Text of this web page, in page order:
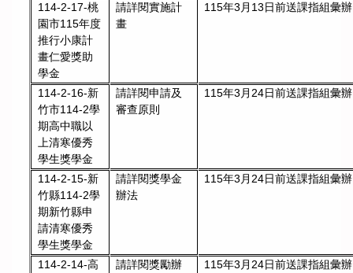
114-2-17-桃
園市115年度
推行小康計
畫仁愛獎助
學金
請詳閱實施計
畫
115年3月13日前送課指組彙辦
114-2-16-新
竹市114-2學
期高中職以
上清寒優秀
學生獎學金
請詳閱申請及
審查原則
115年3月24日前送課指組彙辦
114-2-15-新
竹縣114-2學
期新竹縣申
請清寒優秀
學生獎學金
請詳閱獎學金
辦法
115年3月24日前送課指組彙辦
114-2-14-高
請詳閱獎勵辦
115年3月24日前送課指組彙辦